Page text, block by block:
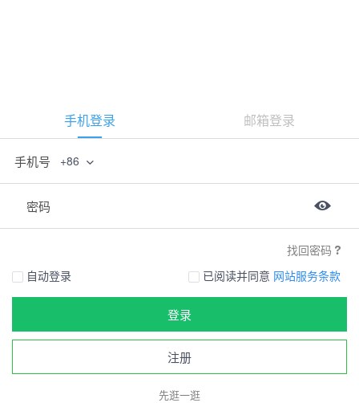
手机登录 邮箱登录
手机号 +86
密码
找回密码
自动登录
已阅读并同意 网站服务条款
登录
注册
先逛一逛